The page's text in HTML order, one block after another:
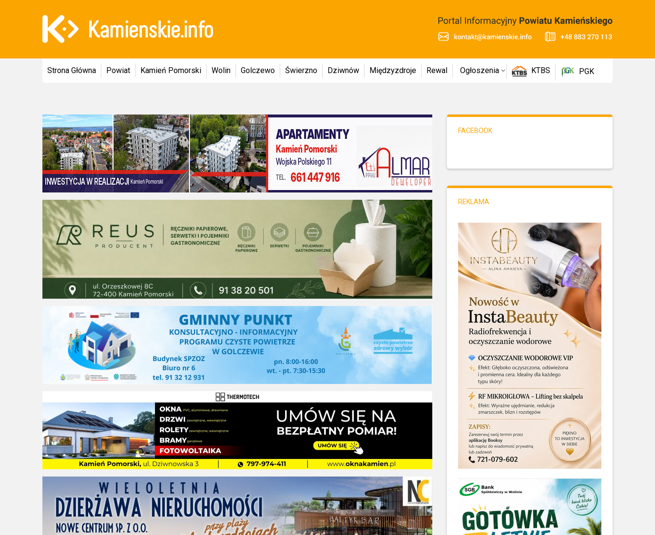
Strona Główna Powiat Kamień Pomorski Wolin Golczewo Świerzno Dziwnów Międzyzdroje Rewal Ogłoszenia KTBS PGK
FACEBOOK
REKLAMA